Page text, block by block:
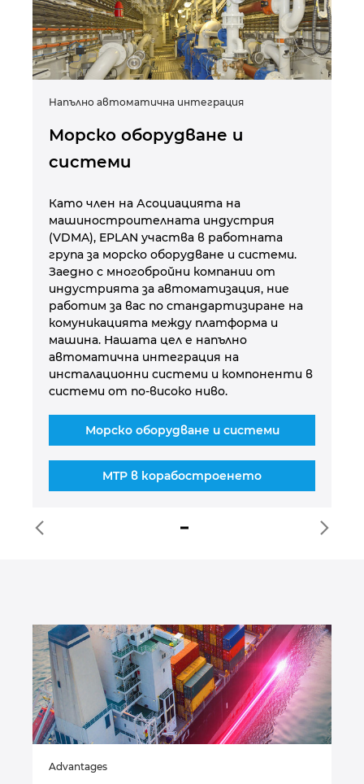
Напълно автоматична интеграция
Морско оборудване и
системи
Като член на Асоциацията на
машиностроителната индустрия
(VDMA), EPLAN участва в работната
група за морско оборудване и системи.
Заедно с многобройни компании от
индустрията за автоматизация, ние
работим за вас по стандартизиране на
комуникацията между платформа и
машина. Нашата цел е напълно
автоматична интеграция на
инсталационни системи и компоненти в
системи от по-високо ниво.
Морско оборудване и системи
MTP в корабостроенето
Advantages
Швеция
Южна Африка
Южна Кореа
Япония